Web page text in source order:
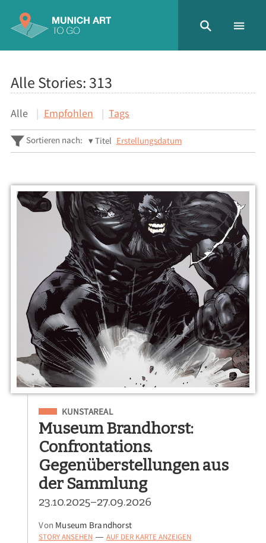
Alle Stories: 313
Alle Empfohlen Tags
Sortieren nach: Titel Erstellungsdatum
Eingeordnet unter
KUNSTAREAL
Museum Brandhorst:
Confrontations.
Gegenüberstellungen aus
der Sammlung
23.10.2025–27.09.2026
Von Museum Brandhorst
STORY ANSEHEN — AUF DER KARTE ANZEIGEN